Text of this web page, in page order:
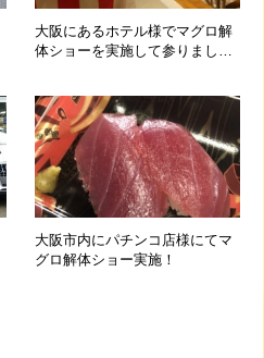
大阪にあるホテル様でマグロ解
体ショーを実施して参りまし
大阪市内にパチンコ店様にてマ
グロ解体ショー実施！